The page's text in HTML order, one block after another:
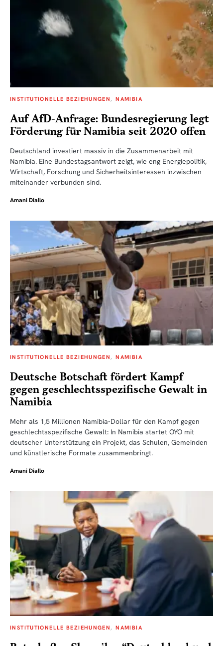
INSTITUTIONELLE BEZIEHUNGEN NAMIBIA
Auf AfD-Anfrage: Bundesregierung legt
Förderung für Namibia seit 2020 offen
Deutschland investiert massiv in die Zusammenarbeit mit
Namibia. Eine Bundestagsantwort zeigt, wie eng Energiepolitik,
Wirtschaft, Forschung und Sicherheitsinteressen inzwischen
miteinander verbunden sind.
Amani Diallo
INSTITUTIONELLE BEZIEHUNGEN NAMIBIA
Deutsche Botschaft fördert Kampf
gegen geschlechtsspezifische Gewalt in
Namibia
Mehr als 1,5 Millionen Namibia-Dollar für den Kampf gegen
geschlechtsspezifische Gewalt: In Namibia startet OYO mit
deutscher Unterstützung ein Projekt, das Schulen, Gemeinden
und künstlerische Formate zusammenbringt.
Amani Diallo
INSTITUTIONELLE BEZIEHUNGEN NAMIBIA